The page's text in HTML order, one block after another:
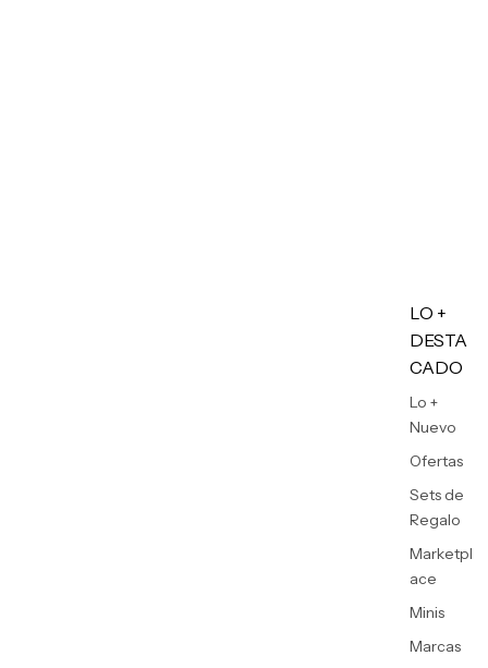
LO +
DESTA
CADO
Lo +
Nuevo
Ofertas
Sets de
Regalo
Marketpl
ace
Minis
Marcas